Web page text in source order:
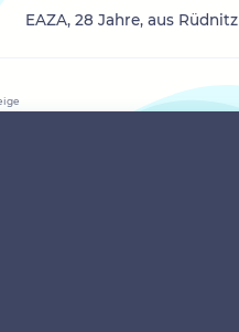
EAZA, 28 Jahre, aus Rüdnitz